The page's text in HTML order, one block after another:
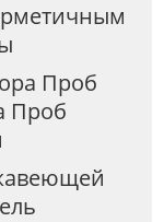
Проб
Проб